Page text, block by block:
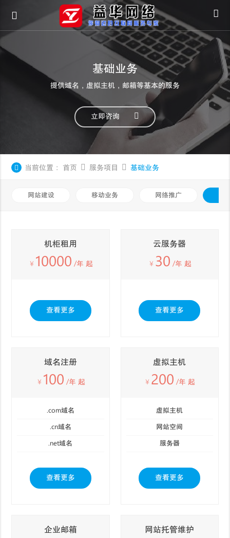
基础业务
提供域名，虚拟主机，邮箱等基本的服务
立即咨询
当前位置： 首页 服务项目 基础业务
网站建设 移动业务 网络推广
机柜租用
￥ 10000 /年 起
查看更多
云服务器
￥ 30 /年 起
查看更多
域名注册
￥ 100 /年 起
.com域名
.cn域名
.net域名
查看更多
虚拟主机
￥ 200 /年 起
虚拟主机
网站空间
服务器
查看更多
企业邮箱 网站托管维护